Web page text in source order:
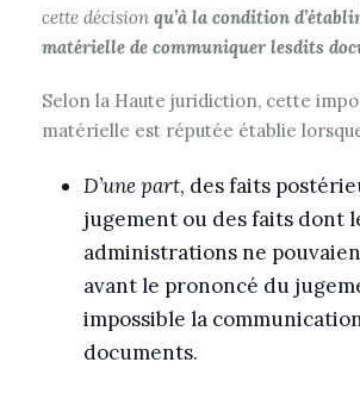
cette décision qu’à la condition
matérielle de communiquer lesdits
Selon la Haute juridiction, cette
matérielle est réputée établie
D’une part, des faits
jugement ou des faits dont
administrations ne
avant le prononcé du
impossible la
documents.